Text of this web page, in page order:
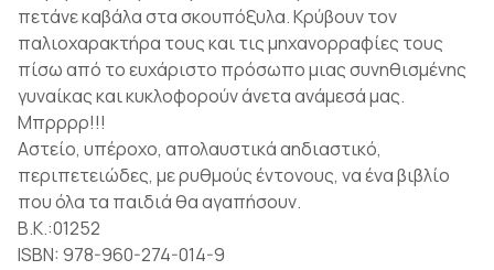
πετάνε καβάλα στα σκουπόξυλα. Κρύβουν τον
παλιοχαρακτήρα τους και τις μηχανορραφίες τους
πίσω από το ευχάριστο πρόσωπο μιας συνηθισμένης
γυναίκας και κυκλοφορούν άνετα ανάμεσά μας.
Μπρρρρ!!!
Αστείο, υπέροχο, απολαυστικά αηδιαστικό,
περιπετειώδες, με ρυθμούς έντονους, να ένα βιβλίο
που όλα τα παιδιά θα αγαπήσουν.
Β.Κ.:01252
ISBN: 978-960-274-014-9